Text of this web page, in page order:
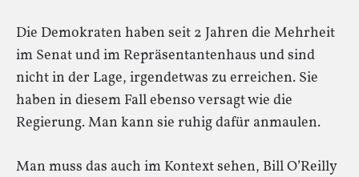
Die Demokraten haben seit 2 Jahren die Mehrheit
im Senat und im Repräsentantenhaus und sind
nicht in der Lage, irgendetwas zu erreichen. Sie
haben in diesem Fall ebenso versagt wie die
Regierung. Man kann sie ruhig dafür anmaulen.
Man muss das auch im Kontext sehen, Bill O’Reilly